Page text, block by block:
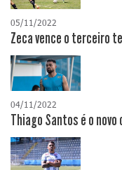
05/11/2022
Zeca vence o terceiro
04/11/2022
Thiago Santos é o